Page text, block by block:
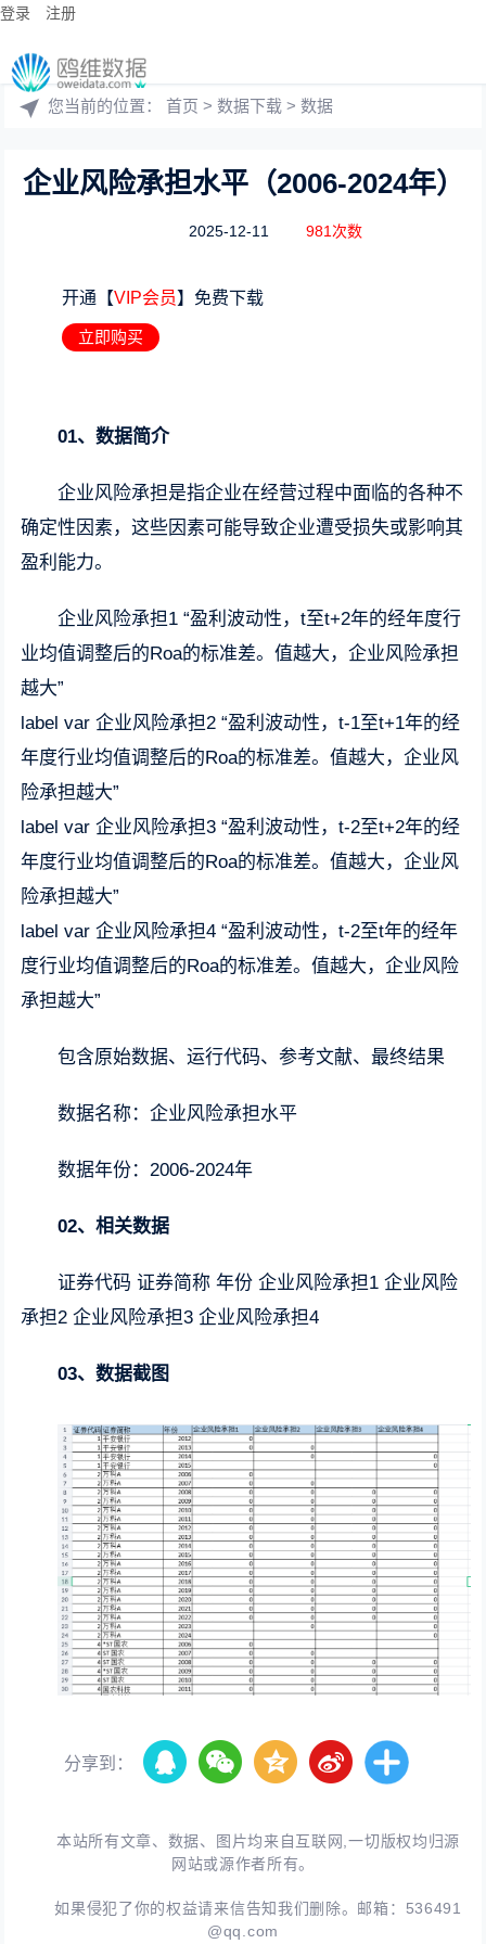
登录 注册
您当前的位置：首页 >数据下载 >数据
企业风险承担水平（2006-2024年）
2025-12-11 981次数
开通【VIP会员】免费下载
立即购买
01、数据简介
企业风险承担是指企业在经营过程中面临的各种不
确定性因素，这些因素可能导致企业遭受损失或影响其
盈利能力。
企业风险承担1 “盈利波动性，t至t+2年的经年度行
业均值调整后的Roa的标准差。值越大，企业风险承担
越大”
label var 企业风险承担2 “盈利波动性，t-1至t+1年的经
年度行业均值调整后的Roa的标准差。值越大，企业风
险承担越大”
label var 企业风险承担3 “盈利波动性，t-2至t+2年的经
年度行业均值调整后的Roa的标准差。值越大，企业风
险承担越大”
label var 企业风险承担4 “盈利波动性，t-2至t年的经年
度行业均值调整后的Roa的标准差。值越大，企业风险
承担越大”
包含原始数据、运行代码、参考文献、最终结果
数据名称：企业风险承担水平
数据年份：2006-2024年
02、相关数据
证券代码 证券简称 年份 企业风险承担1 企业风险
承担2 企业风险承担3 企业风险承担4
03、数据截图
分享到：
本站所有文章、数据、图片均来自互联网,一切版权均归源
网站或源作者所有。
如果侵犯了你的权益请来信告知我们删除。邮箱： 536491
@qq.com